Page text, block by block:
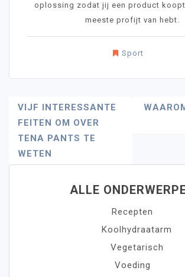
oplossing zodat jij een product
meeste profijt van hebt.
Sport
Bericht
Navigatie
VIJF INTERESSANTE
FEITEN OM OVER
TENA PANTS TE
WETEN
ALLE
Recepten
Koolhydraatarm
Vegetarisch
Voeding